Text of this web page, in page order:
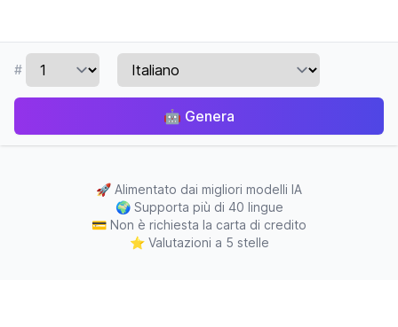
#
🤖 Genera
🚀 Alimentato dai migliori modelli IA
🌍 Supporta più di 40 lingue
💳 Non è richiesta la carta di credito
⭐ Valutazioni a 5 stelle